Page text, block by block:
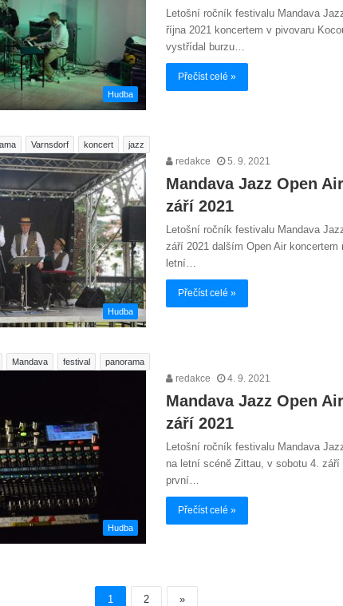
Hudba
Letošní ročník festivalu Mandava
října 2021 koncertem v pivovaru
vystřídal burzu…
Přečíst celé »
Varnsdorf koncert jazz
Hudba
redakce 5. 9. 2021
Mandava Jazz Open
září 2021
Letošní ročník festivalu Mandava
září 2021 dalším Open Air koncertem
letní…
Přečíst celé »
Mandava festival panorama
Hudba
redakce 4. 9. 2021
Mandava Jazz Open
září 2021
Letošní ročník festivalu Mandava
na letní scéně Zittau, v sobotu 4. září
první…
Přečíst celé »
1 2 »